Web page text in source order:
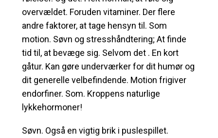
overvældet. Foruden vitaminer. Der flere
andre faktorer, at tage hensyn til. Som
motion. Søvn og stresshåndtering; At finde
tid til, at bevæge sig. Selvom det . En kort
gåtur. Kan gøre underværker for dit humør og
dit generelle velbefindende. Motion frigiver
endorfiner. Som. Kroppens naturlige
lykkehormoner!
Søvn. Også en vigtig brik i puslespillet.